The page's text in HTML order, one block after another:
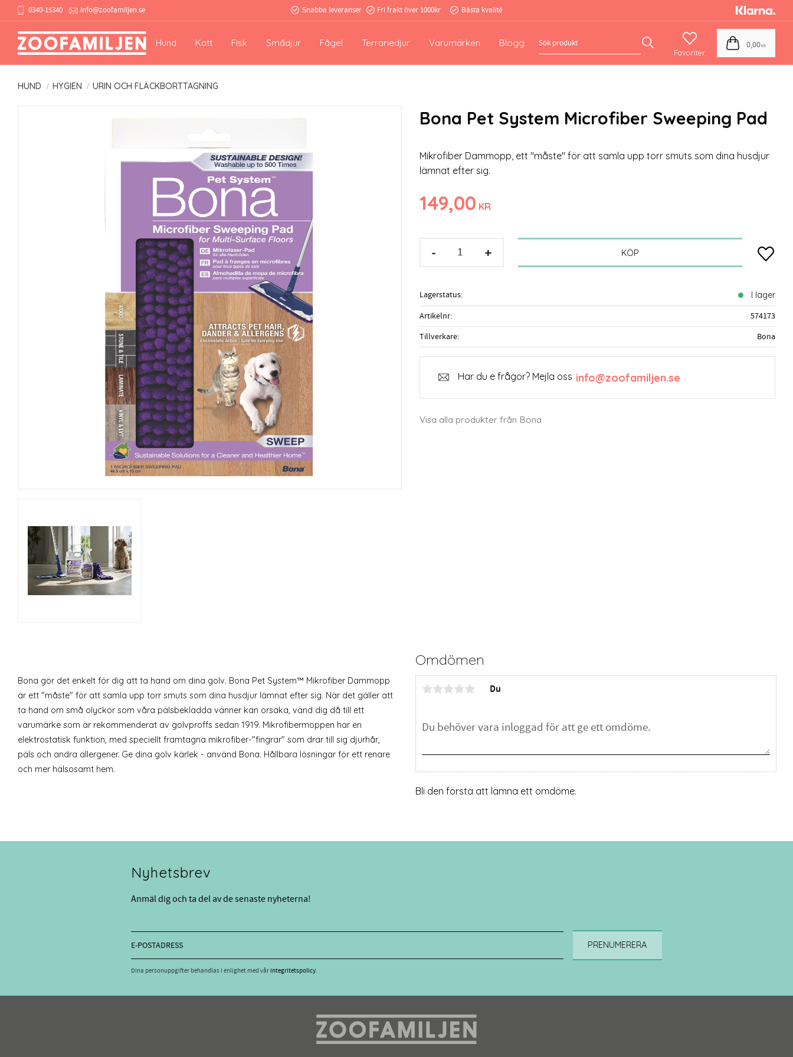
0340-15340 info@zoofamiljen.se Snabba leveranser Fri frakt över 1000kr Bästa kvalité
Hund Katt Fisk Smådjur Fågel Terrariedjur Varumärken Blogg FavoriterKundvagn
0,00KR
HUND HYGIEN URIN OCH FLÄCKBORTTAGNING
Bona Pet System Microfiber Sweeping Pad
Mikrofiber Dammopp, ett "måste" för att samla upp torr smuts som dina husdjur
lämnat efter sig.
149,00 KR
+
- KÖP Lägg
Lagerstatus I lager
Artikelnr
574173
Tillverkare
Bona
Har du e frågor? Mejla oss info@zoofamiljen.se
Visa alla produkter från Bona
Bona gör det enkelt för dig att ta hand om dina golv. Bona Pet System™ Mikrofiber Dammopp
är ett "måste" för att samla upp torr smuts som dina husdjur lämnat efter sig. När det gäller att
ta hand om små olyckor som våra pälsbeklädda vänner kan orsaka, vänd dig då till ett
varumärke som är rekommenderat av golvproffs sedan 1919. Mikrofibermoppen har en
elektrostatisk funktion, med speciellt framtagna mikrofiber-"fingrar" som drar till sig djurhår,
päls och andra allergener. Ge dina golv kärlek - använd Bona. Hållbara lösningar för ett renare
och mer hälsosamt hem.
Omdömen
Du
Bli den första att lämna ett omdöme.
Nyhetsbrev
Anmäl dig och ta del av de senaste nyheterna!
PRENUMERERA
Dina personuppgifter behandlas i enlighet med vårintegritetspolicy.